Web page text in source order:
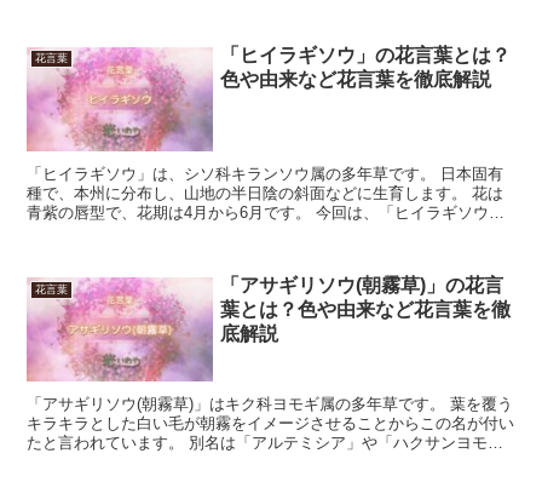
花言葉
「ヒイラギソウ」の花言葉とは？
色や由来など花言葉を徹底解説
「ヒイラギソウ」は、シソ科キランソウ属の多年草です。 日本固有
種で、本州に分布し、山地の半日陰の斜面などに生育します。 花は
青紫の唇型で、花期は4月から6月です。 今回は、「ヒイラギソウ」
花言葉
「アサギリソウ(朝霧草)」の花言
葉とは？色や由来など花言葉を徹
底解説
「アサギリソウ(朝霧草)」はキク科ヨモギ属の多年草です。 葉を覆う
キラキラとした白い毛が朝霧をイメージさせることからこの名が付い
たと言われています。 別名は「アルテミシア」や「ハクサンヨモ